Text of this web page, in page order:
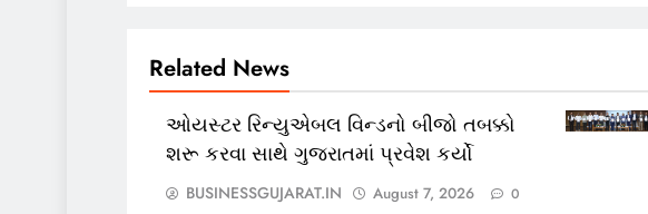
Related News
ઓયસ્ટર રિન્યુએબલ વિન્ડનો બીજો તબક્કો
શરૂ કરવા સાથે ગુજરાતમાં પ્રવેશ કર્યો
BUSINESSGUJARAT.IN August 7, 2026 0